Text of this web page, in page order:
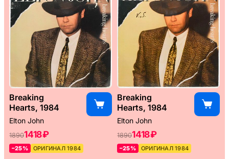
Breaking
Hearts, 1984
Elton John
18901418 ₽
–25% ОРИГИНАЛ 1984
Breaking
Hearts, 1984
Elton John
18901418 ₽
–25% ОРИГИНАЛ 1984